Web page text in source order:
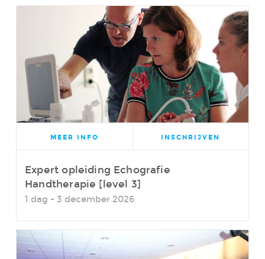
MEER INFO INSCHRIJVEN
Expert opleiding Echografie
Handtherapie [level 3]
1 dag - 3 december 2026